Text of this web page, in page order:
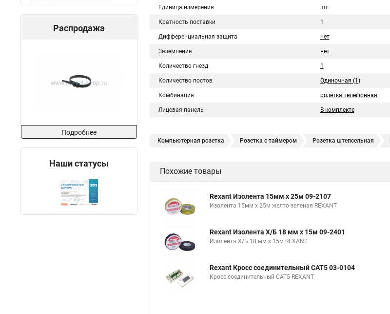
Распродажа
Подробнее
Наши статусы
Единица измерения шт.
Кратность поставки 1
Дифференциальная защита нет
Заземление нет
Количество гнезд 1
Количество постов Одиночная (1)
Комбинация розетка телефонная
Лицевая панель В комплекте
Компьютерная розетка Розетка с таймером Розетка штепсельная
ADSL фильтр
Похожие товары
Rexant Изолента 15мм х 25м 09-2107
Изолента 15мм х 25м желто-зеленая REXANT
Rexant Изолента Х/Б 18 мм х 15м 09-2401
Изолента Х/Б 18 мм х 15м REXANT
Rexant Кросс соединительный CAT5 03-0104
Кросс соединительный CAT5 REXANT